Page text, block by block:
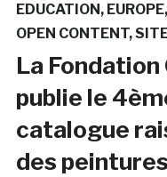
EDUCATION
EUROPE
OPEN CONTENT
La Fondation
publie le
catalogue
des